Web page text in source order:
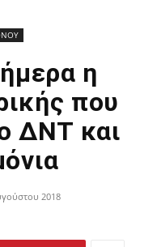
η
που
ΔΝΤ και
2018